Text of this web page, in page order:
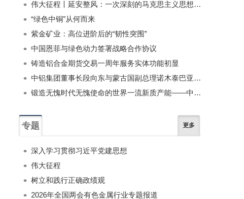
伟大征程丨延安整风：一次深刻的马克思主义思想教育运动
“绿色中铜”从何而来
紫金矿业：高位进阶后的“韧性突围”
中国恩菲与绿色动力签署战略合作协议
铸造铝合金期货交易一周年服务实体功能初显
中铝集团董事长段向东与蒙古国副总理诺木泰巴亚尔举行会谈
锻造无愧时代无愧使命的世界一流新质产能——中国有色金属工业的战略应对与破局之道（二）
专题 更多
深入学习贯彻习近平党建思想
伟大征程
树立和践行正确政绩观
2026年全国两会有色金属行业专题报道